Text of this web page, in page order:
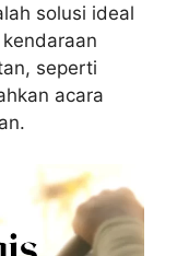
solusi ideal
seperti
acara